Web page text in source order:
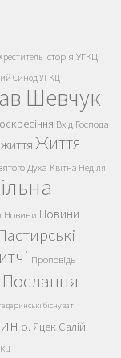
Історія УГКЦ
Синод УГКЦ
Шевчук
Вхід Господа
Життя
Духа Квітна Неділя
Новини Новини
Проповідь
Послання
біснуваті
о. Яцек Салій